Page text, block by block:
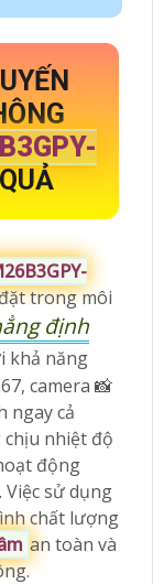
trong môi
định
khả năng
camera 📸
ngay cả
nhiệt độ
động
sử dụng
chất lượng
an toàn và